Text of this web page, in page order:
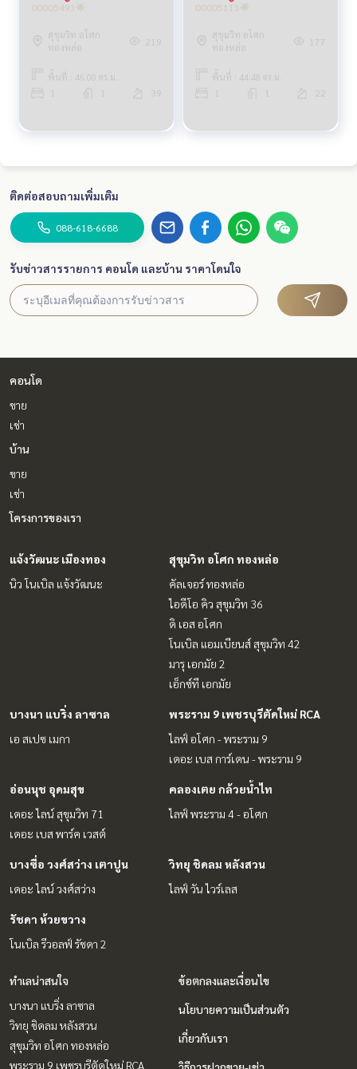
00005493🌟
สุขุมวิท อโศก
ทองหล่อ
219
พื้นที่ : 46.00 ตร.ม.
39
00005113🌟
สุขุมวิท อโศก
ทองหล่อ
177
พื้นที่ : 44.48 ตร.ม.
ติดต่อสอบถามเพิ่มเติม
088-618-6688
รับข่าวสารรายการ คอนโด และบ้าน ราคาโดนใจ
คอนโด
ขาย
เช่า
บ้าน
ขาย
เช่า
โครงการของเรา
แจ้งวัฒนะ เมืองทอง
นิว โนเบิล แจ้งวัฒนะ
สุขุมวิท อโศก ทองหล่อ
คัลเจอร์ ทองหล่อ
ไอดีโอ คิว สุขุมวิท 36
ดิ เอส อโศก
โนเบิล แอมเบียนส์ สุขุมวิท 42
มารุ เอกมัย 2
เอ็กซ์ที เอกมัย
บางนา แบริ่ง ลาซาล
เอ สเปซ เมกา
พระราม 9 เพชรบุรีตัดใหม่ RCA
ไลฟ์ อโศก - พระราม 9
เดอะ เบส การ์เดน - พระราม 9
อ่อนนุช อุดมสุข
เดอะ ไลน์ สุขุมวิท 71
เดอะ เบส พาร์ค เวสต์
คลองเตย กล้วยน้ำไท
ไลฟ์ พระราม 4 - อโศก
บางซื่อ วงศ์สว่าง เตาปูน
เดอะ ไลน์ วงศ์สว่าง
วิทยุ ชิดลม หลังสวน
ไลฟ์ วัน ไวร์เลส
รัชดา ห้วยขวาง
โนเบิล รีวอลฟ์ รัชดา 2
ทำเลน่าสนใจ
บางนา แบริ่ง ลาซาล
วิทยุ ชิดลม หลังสวน
สุขุมวิท อโศก ทองหล่อ
พระราม 9 เพชรบุรีตัดใหม่ RCA
ข้อตกลงและเงื่อนไข
นโยบายความเป็นส่วนตัว
เกี่ยวกับเรา